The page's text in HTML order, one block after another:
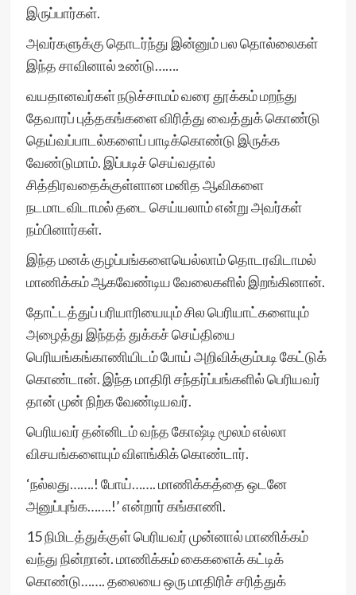
இருப்பார்கள்.
அவர்களுக்கு தொடர்ந்து இன்னும் பல தொல்லைகள்
இந்த சாவினால் உண்டு…….
வயதானவர்கள் நடுச்சாமம் வரை தூக்கம் மறந்து
தேவாரப் புத்தகங்களை விரித்து வைத்துக் கொண்டு
தெய்வப்பாடல்களைப் பாடிக்கொண்டு இருக்க
வேண்டுமாம். இப்படிச் செய்வதால்
சித்திரவதைக்குள்ளான மனித ஆவிகளை
நடமாடவிடாமல் தடை செய்யலாம் என்று அவர்கள்
நம்பினார்கள்.
இந்த மனக் குழப்பங்களையெல்லாம் தொடரவிடாமல்
மாணிக்கம் ஆகவேண்டிய வேலைகளில் இறங்கினான்.
தோட்டத்துப் பரியாரியையும் சில பெரியாட்களையும்
அழைத்து இந்தத் துக்கச் செய்தியை
பெரியங்கங்காணியிடம் போய் அறிவிக்கும்படி கேட்டுக்
கொண்டான். இந்த மாதிரி சந்தர்ப்பங்களில் பெரியவர்
தான் முன் நிற்க வேண்டியவர்.
பெரியவர் தன்னிடம் வந்த கோஷ்டி மூலம் எல்லா
விசயங்களையும் விளங்கிக் கொண்டார்.
‘நல்லது…….! போய்……. மாணிக்கத்தை ஒடனே
அனுப்புங்க…….!’ என்றார் கங்காணி.
15 நிமிடத்துக்குள் பெரியவர் முன்னால் மாணிக்கம்
வந்து நின்றான். மாணிக்கம் கைகளைக் கட்டிக்
கொண்டு……. தலையை ஒரு மாதிரிச் சரித்துக்